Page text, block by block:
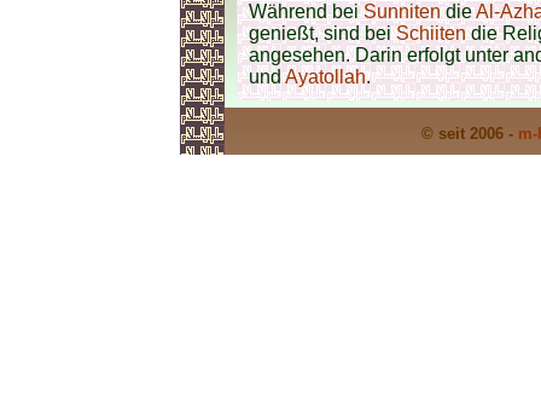
Während beiSunnitendieAl-
genießt, sind beiSchiitendie
angesehen. Darin erfolgt unter
undAyatollah.
© seit 2006 -